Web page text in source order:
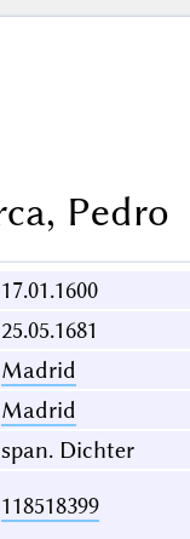
Pedro
17.01.1600
25.05.1681
Madrid
Madrid
span. Dichter
118518399